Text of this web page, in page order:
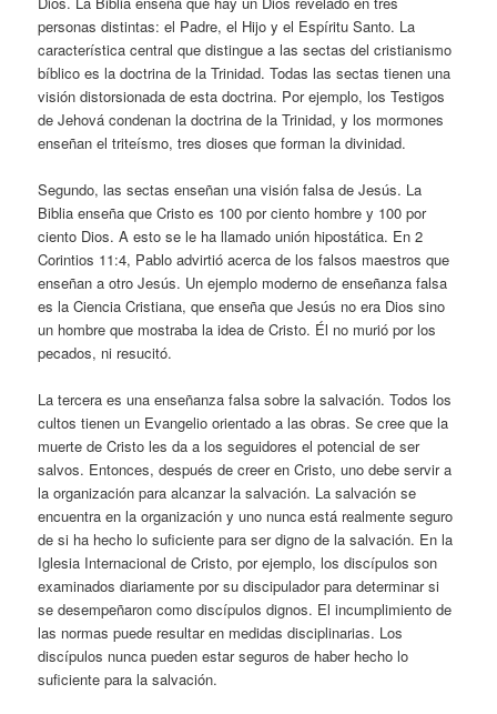
personas distintas: el Padre, el Hijo y el Espíritu Santo. La
característica central que distingue a las sectas del cristianismo
bíblico es la doctrina de la Trinidad. Todas las sectas tienen una
visión distorsionada de esta doctrina. Por ejemplo, los Testigos
de Jehová condenan la doctrina de la Trinidad, y los mormones
enseñan el triteísmo, tres dioses que forman la divinidad.
Segundo, las sectas enseñan una visión falsa de Jesús. La
Biblia enseña que Cristo es 100 por ciento hombre y 100 por
ciento Dios. A esto se le ha llamado unión hipostática. En 2
Corintios 11:4, Pablo advirtió acerca de los falsos maestros que
enseñan a otro Jesús. Un ejemplo moderno de enseñanza falsa
es la Ciencia Cristiana, que enseña que Jesús no era Dios sino
un hombre que mostraba la idea de Cristo. Él no murió por los
pecados, ni resucitó.
La tercera es una enseñanza falsa sobre la salvación. Todos los
cultos tienen un Evangelio orientado a las obras. Se cree que la
muerte de Cristo les da a los seguidores el potencial de ser
salvos. Entonces, después de creer en Cristo, uno debe servir a
la organización para alcanzar la salvación. La salvación se
encuentra en la organización y uno nunca está realmente seguro
de si ha hecho lo suficiente para ser digno de la salvación. En la
Iglesia Internacional de Cristo, por ejemplo, los discípulos son
examinados diariamente por su discipulador para determinar si
se desempeñaron como discípulos dignos. El incumplimiento de
las normas puede resultar en medidas disciplinarias. Los
discípulos nunca pueden estar seguros de haber hecho lo
suficiente para la salvación.